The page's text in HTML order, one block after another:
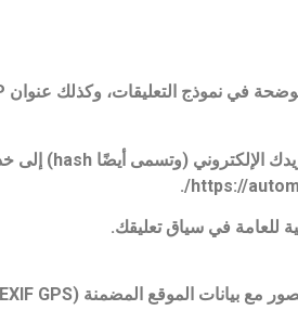
للعامة في سياق تعليقك.